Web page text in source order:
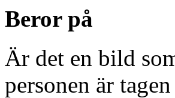
Beror på
Är det en bild
personen är